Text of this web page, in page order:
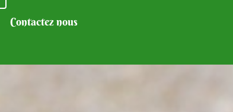
Contactez nous